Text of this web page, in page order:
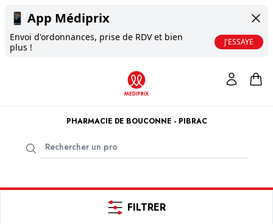
📱 App Médiprix
Envoi d'ordonnances, prise de RDV et bien
plus !
J'ESSAYE
PHARMACIE DE BOUCONNE - PIBRAC
FILTRER